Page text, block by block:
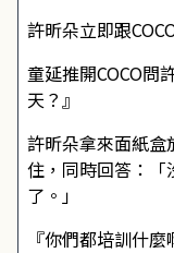
許昕朵立即跟
童延推開COCO問
天？』
許昕朵拿來面紙盒
住，同時回答：「
了。」
『你們都培訓什麼